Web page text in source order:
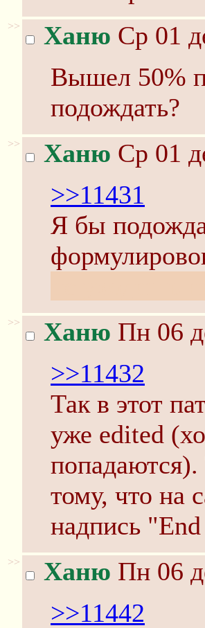
>> Ханю Ср 01
Вышел 50%
подождать?
>> Ханю Ср 01
>>11431
Я бы
>> Ханю Пн 06
>>11432
Так в этот
уже edited
попадаются).
тому, что на
надпись
>> Ханю Пн 06
>>11442